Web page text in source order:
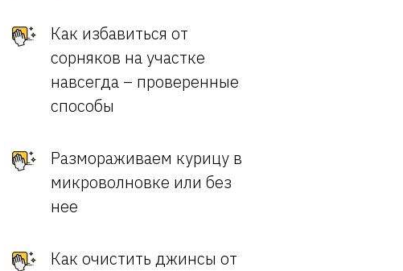
Как избавиться от
сорняков на участке
навсегда – проверенные
способы
Размораживаем курицу в
микроволновке или без
нее
Как очистить джинсы от